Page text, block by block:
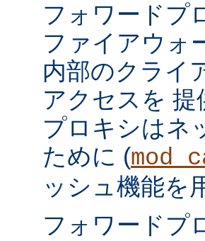
フォワードプ
ファイアウォ
内部のクライ
アクセスを
プロキシはネ
ために (
ッシュ機能を
フォワードプ